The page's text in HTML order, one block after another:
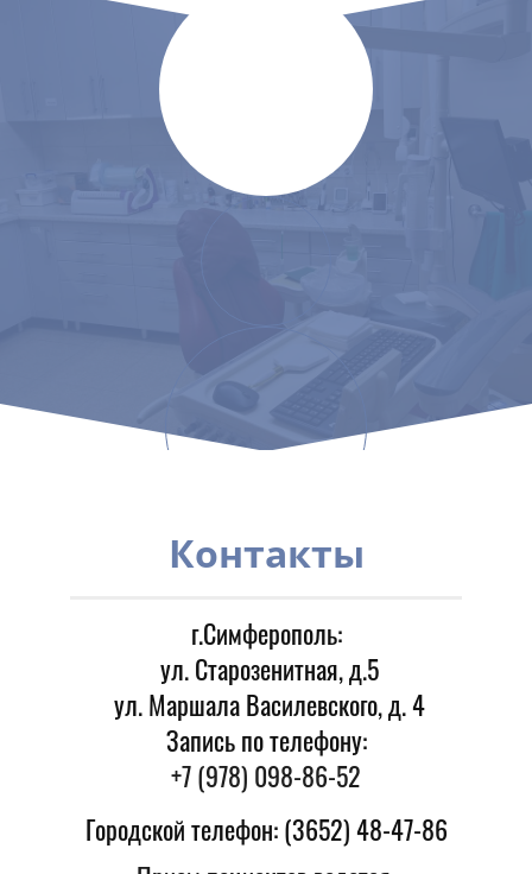
Б
е
с
л
а
т
н
а
я
к
о
н
с
ц
и
я
а
ч
Запишитесь на прием
прямо сейчас
Записаться на прием
Контакты
г.Симферополь:
ул. Старозенитная, д.5
ул. Маршала Василевского, д. 4
Запись по телефону:
+7 (978) 098-86-52
Городской телефон: (3652) 48-47-86